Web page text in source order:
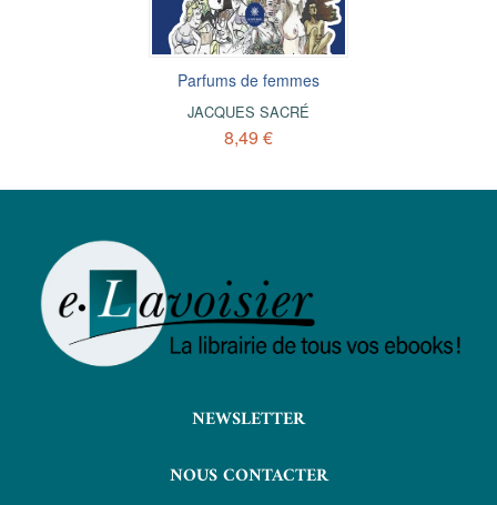
Parfums de femmes
JACQUES SACRÉ
8,49 €
NEWSLETTER
NOUS CONTACTER